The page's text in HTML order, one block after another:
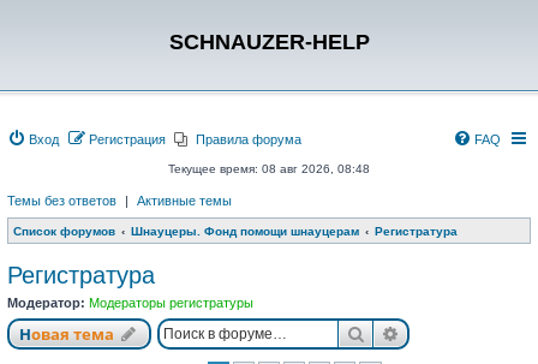
SCHNAUZER-HELP
Вход Регистрация Правила форума FAQ
Текущее время: 08 авг 2026, 08:48
Темы без ответов | Активные темы
Список форумов Шнауцеры. Фонд помощи шнауцерам Регистратура
Регистратура
Модератор: Модераторы регистратуры
Новая тема ПоискРасширенный